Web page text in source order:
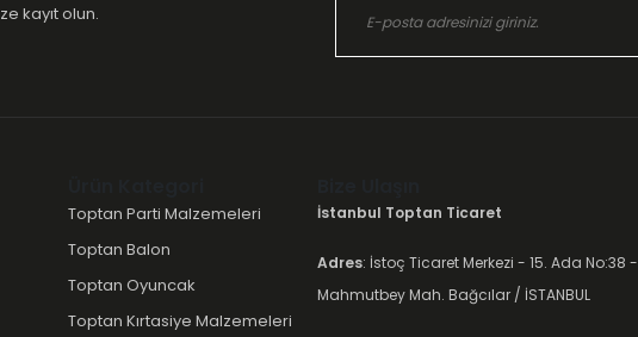
kayıt olun.
Toptan Parti Malzemeleri
Toptan Balon
Toptan Oyuncak
Toptan Kırtasiye Malzemeleri
İstanbul Toptan Ticaret
Adres: İstoç Ticaret Merkezi - 15. Ada No:38 -
Mahmutbey Mah. Bağcılar / İSTANBUL